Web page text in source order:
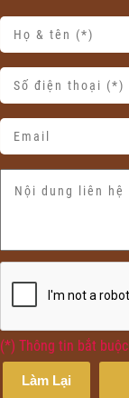
(*) Thông tin bắt buộc
Làm Lại